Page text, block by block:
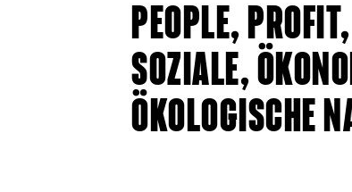
PEOPLE,
SOZIALE,
ÖKOLOGISCHE